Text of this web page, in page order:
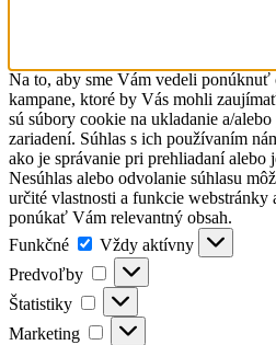
Na to, aby sme Vám vedeli ponúknuť
kampane, ktoré by Vás mohli
sú súbory cookie na ukladanie a/
zariadení. Súhlas s ich používaním
ako je správanie pri prehliadaní alebo
Nesúhlas alebo odvolanie súhlasu
určité vlastnosti a funkcie webstránky
ponúkať Vám relevantný obsah.
Funkčné
Funkčné
Vždy aktívny
Predvoľby
Predvoľby
Štatistiky Štatistiky
Marketing Marketing